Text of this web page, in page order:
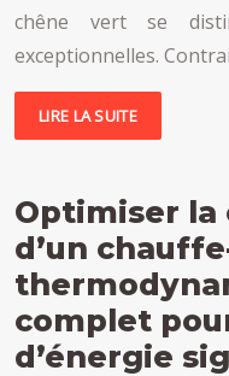
chêne vert se
exceptionnelles.
LIRE LA SUITE
Optimiser la
d’un
complet
d’énergie